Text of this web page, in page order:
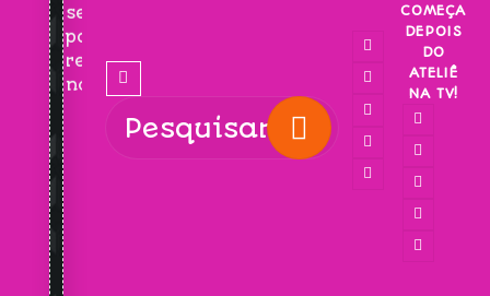
se
para
receber
novidades!
COMEÇA
DEPOIS
DO
ATELIÊ
NA TV!